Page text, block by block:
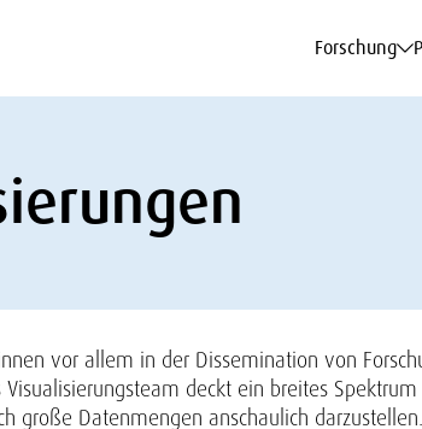
Forschung
vor allem in der Dissemination von
Visualisierungsteam deckt ein breites
große Datenmengen anschaulich